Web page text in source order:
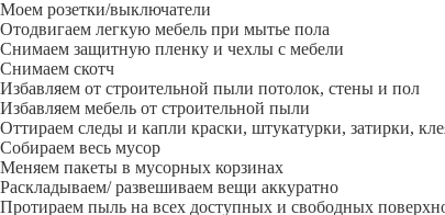
Моем розетки/выключатели
Отодвигаем легкую мебель при мытье пола
Снимаем защитную пленку и чехлы с мебели
Снимаем скотч
Избавляем от строительной пыли потолок, стены и пол
Избавляем мебель от строительной пыли
Оттираем следы и капли краски, штукатурки, затирки,
Собираем весь мусор
Меняем пакеты в мусорных корзинах
Раскладываем/ развешиваем вещи аккуратно
Протираем пыль на всех доступных и свободных